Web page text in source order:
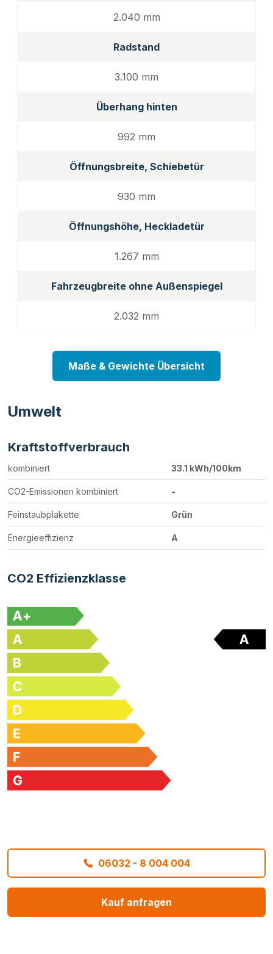
2.040 mm
Radstand
3.100 mm
Überhang hinten
992 mm
Öffnungsbreite, Schiebetür
930 mm
Öffnungshöhe, Heckladetür
1.267 mm
Fahrzeugbreite ohne Außenspiegel
2.032 mm
Maße & Gewichte Übersicht
Umwelt
Kraftstoffverbrauch
kombiniert 33.1 kWh/100km
CO2-Emissionen kombiniert -
Feinstaubplakette Grün
Energieeffizienz A
CO2 Effizienzklasse
06032 - 8 004 004
Kauf anfragen